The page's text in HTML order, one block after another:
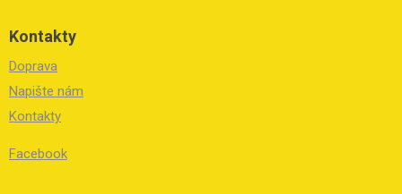
Kontakty
Doprava
Napište nám
Kontakty
Facebook